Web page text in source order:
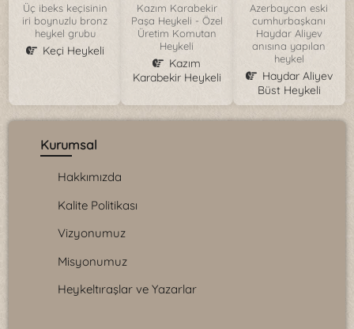
Üç ibeks keçisinin
iri boynuzlu bronz
heykel grubu
Keçi Heykeli
Kazım Karabekir
Paşa Heykeli - Özel
Üretim Komutan
Heykeli
Kazım
Karabekir Heykeli
Azerbaycan eski
cumhurbaşkanı
Haydar Aliyev
anısına yapılan
heykel
Haydar Aliyev
Büst Heykeli
Kurumsal
Hakkımızda
Kalite Politikası
Vizyonumuz
Misyonumuz
Heykeltıraşlar ve Yazarlar